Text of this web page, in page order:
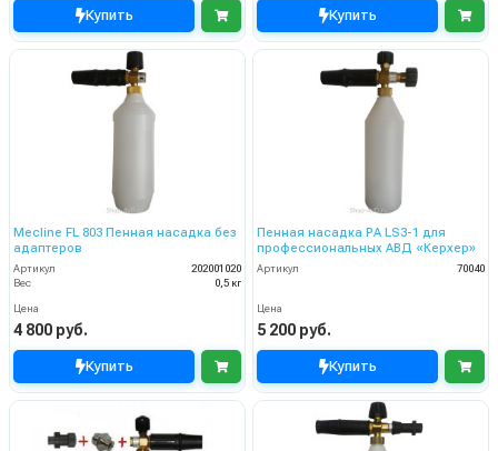
Купить Купить
Mecline FL 803 Пенная насадка без
адаптеров
Артикул
202001020
Вес
0,5 кг
Цена
4 800 руб.
Купить
Пенная насадка PA LS3-1 для
профессиональных АВД «Керхер»
Артикул 70040
Цена
5 200 руб.
Купить